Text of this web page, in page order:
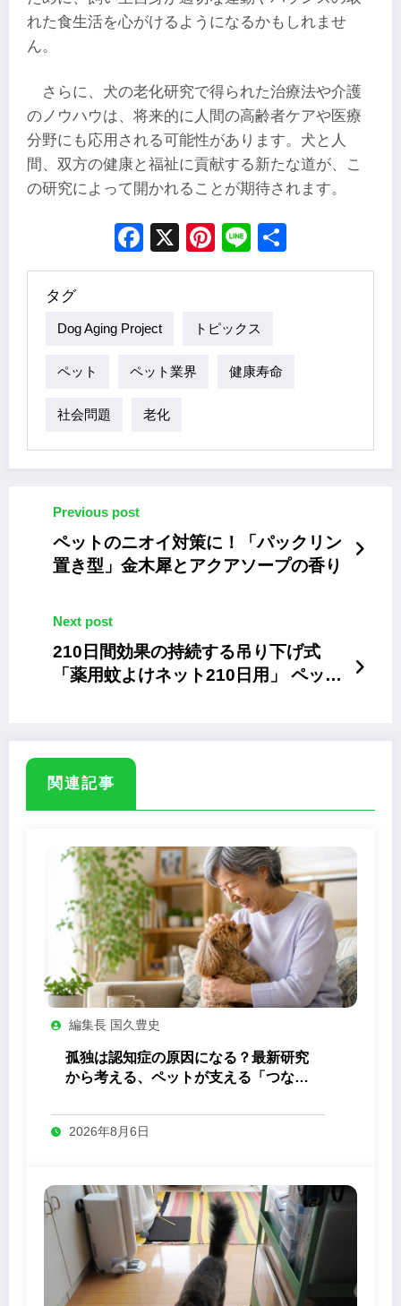
れた食生活を心がけるようになるかもしれませ
ん。
さらに、犬の老化研究で得られた治療法や介護
のノウハウは、将来的に人間の高齢者ケアや医療
分野にも応用される可能性があります。犬と人
間、双方の健康と福祉に貢献する新たな道が、こ
の研究によって開かれることが期待されます。
Facebook
X Pinterest
Line
タグ
Dog Aging Project トピックス
ペット ペット業界 健康寿命
社会問題 老化
Previous post
ペットのニオイ対策に！「パックリン
置き型」金木犀とアクアソープの香り
Next post
210日間効果の持続する吊り下げ式
「薬用蚊よけネット210日用」 ペット
関連記事
編集長 国久豊史
孤独は認知症の原因になる？最新研究
から考える、ペットが支える「つなが
2026年8月6日